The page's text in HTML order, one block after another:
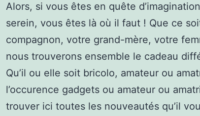
Alors, si vous êtes en quête
serein, vous êtes là où il faut ! Que ce
compagnon, votre grand-mère, votre
nous trouverons ensemble le cadeau
Qu’il ou elle soit bricolo, amateur ou
l’occurence gadgets ou amateur ou
trouver ici toutes les nouveautés qu’il